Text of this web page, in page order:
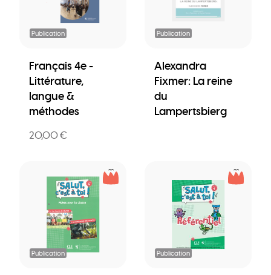
Publication
Français 4e -
Littérature,
langue &
méthodes
20,00 €
Publication
Alexandra
Fixmer: La reine
du
Lampertsbierg
Publication Publication